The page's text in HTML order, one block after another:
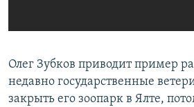
Олег Зубков приводит пример
недавно государственные
закрыть его зоопарк в Ялте,